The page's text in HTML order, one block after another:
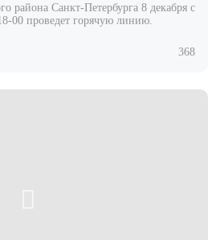
района Санкт-Петербурга 8 декабря с
00 проведет горячую линию.
368